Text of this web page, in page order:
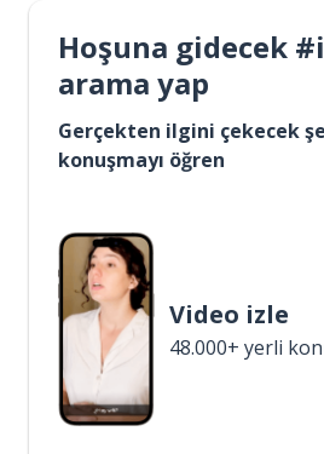
Hoşuna gidecek
arama yap
Gerçekten ilgini çekecek
konuşmayı öğren
Video izle
48.000+ yerli